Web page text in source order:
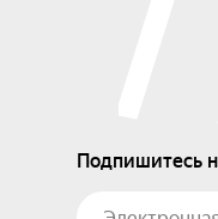
Подпишитесь